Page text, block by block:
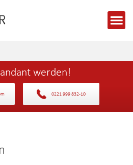
werden!
0221 999 832-10